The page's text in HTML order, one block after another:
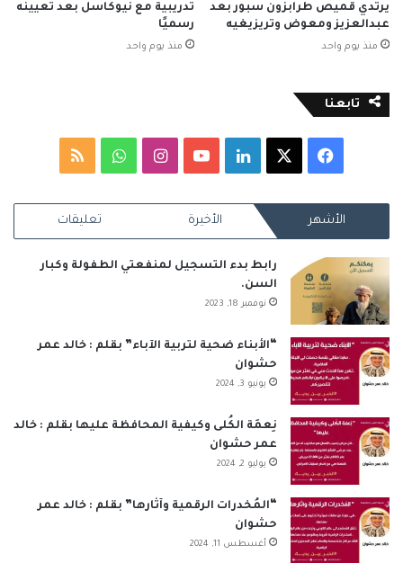
يرتدي قميص طرابزون سبور بعد
عبدالعزيز ومعوض وتريزيغيه
منذ يوم واحد
تدريبية مع نيوكاسل بعد تعيينه
رسميًا
منذ يوم واحد
تابعنا
فيسبوك لينكدإن‫YouTubeانستقرامواتسابملخص
RSS الأشهر الأخيرة تعليقات
رابط بدء التسجيل لمنفعتي الطفولة وكبار
السن.
نوفمبر 18, 2023
“الأبناء ضحية لتربية الآباء” بقلم : خالد عمر
حشوان
يونيو 3, 2024
نِعمَة الكُلى وكيفية المحافظة عليها بقلم : خالد
عمر حشوان
يوليو 2, 2024
“المُخدرات الرقمية وآثارها” بقلم : خالد عمر
حشوان
أغسطس 11, 2024